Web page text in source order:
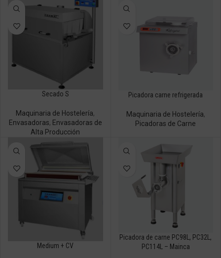
Secado S
Maquinaria de Hostelería,
Envasadoras, Envasadoras de
Alta Producción
Picadora carne refrigerada
Maquinaria de Hostelería,
Picadoras de Carne
Medium + CV
Picadora de carne PC98L, PC32L,
PC114L – Mainca